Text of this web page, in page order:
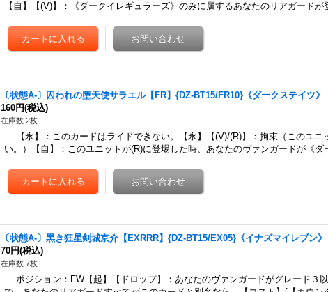
【自】【(V)】：《ダークイレギュラーズ》のみに属するあなたのリアガード
〔状態A-〕囚われの堕天使サラエル【FR】{DZ-BT15/FR10}《ダークステイツ》
160円(税込)
在庫数 2枚
【永】：このカードはライドできない。【永】【(V)/(R)】：拘束（このユニ
い。）【自】：このユニットが(R)に登場した時、あなたのヴァンガードが《
〔状態A-〕黒き狂星剣城京介【EXRRR】{DZ-BT15/EX05}《イナズマイレブン》
70円(税込)
在庫数 7枚
ポジション：FW【起】【ドロップ】：あなたのヴァンガードがグレード３以